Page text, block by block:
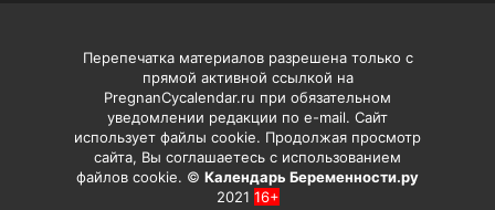
Перепечатка материалов разрешена только с
прямой активной ссылкой на
PregnanCycalendar.ru при обязательном
уведомлении редакции по e-mail. Сайт
использует файлы cookie. Продолжая просмотр
сайта, Вы соглашаетесь с использованием
файлов cookie. © Календарь Беременности.ру
2021 16+